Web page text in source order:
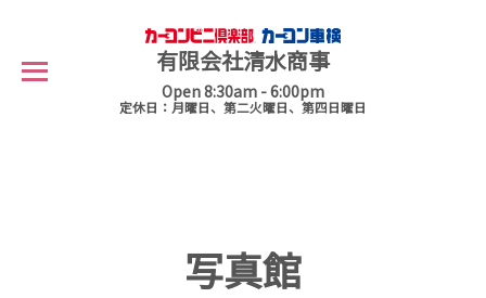
有限会社清水商事
Open 8:30am - 6:00pm
定休日：月曜日、第二火曜日、第四日曜日
写真館